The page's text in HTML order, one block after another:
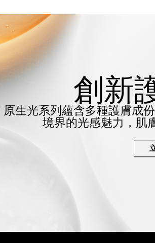
創新
原生光系列蘊含多種護膚成份
境界的光感魅力， 肌